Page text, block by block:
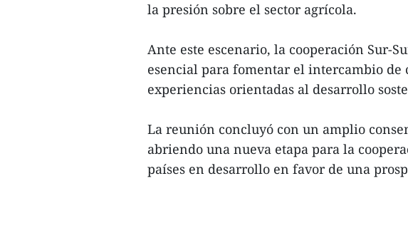
la presión sobre el sector agrícola.
Ante este escenario, la cooperación Sur-
esencial para fomentar el intercambio de
experiencias orientadas al desarrollo
La reunión concluyó con un amplio
abriendo una nueva etapa para la
países en desarrollo en favor de una